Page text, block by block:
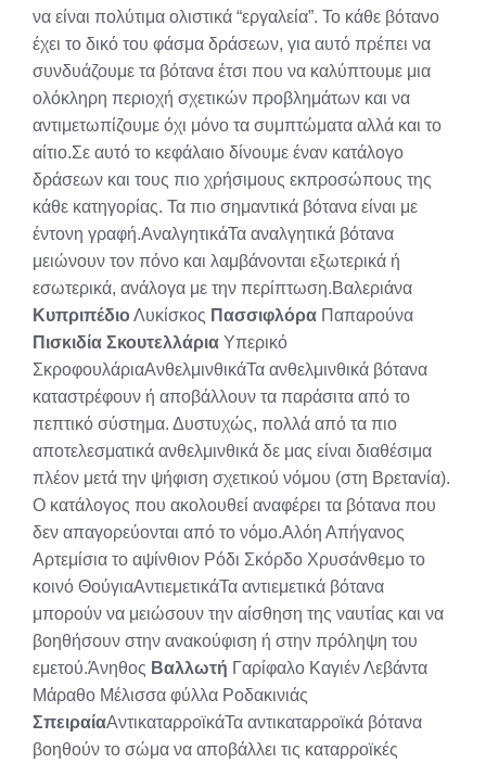
να είναι πολύτιμα ολιστικά “εργαλεία”. Το κάθε βότανο
έχει το δικό του φάσμα δράσεων, για αυτό πρέπει να
συνδυάζουμε τα βότανα έτσι που να καλύπτουμε μια
ολόκληρη περιοχή σχετικών προβλημάτων και να
αντιμετωπίζουμε όχι μόνο τα συμπτώματα αλλά και το
αίτιο.Σε αυτό το κεφάλαιο δίνουμε έναν κατάλογο
δράσεων και τους πιο χρήσιμους εκπροσώπους της
κάθε κατηγορίας. Τα πιο σημαντικά βότανα είναι με
έντονη γραφή.ΑναλγητικάΤα αναλγητικά βότανα
μειώνουν τον πόνο και λαμβάνονται εξωτερικά ή
εσωτερικά, ανάλογα με την περίπτωση.Βαλεριάνα
Κυπριπέδιο Λυκίσκος Πασσιφλόρα Παπαρούνα
Πισκιδία Σκουτελλάρια Υπερικό
ΣκροφουλάριαΑνθελμινθικάΤα ανθελμινθικά βότανα
καταστρέφουν ή αποβάλλουν τα παράσιτα από το
πεπτικό σύστημα. Δυστυχώς, πολλά από τα πιο
αποτελεσματικά ανθελμινθικά δε μας είναι διαθέσιμα
πλέον μετά την ψήφιση σχετικού νόμου (στη Βρετανία).
Ο κατάλογος που ακολουθεί αναφέρει τα βότανα που
δεν απαγορεύονται από το νόμο.Αλόη Απήγανος
Αρτεμίσια το αψίνθιον Ρόδι Σκόρδο Χρυσάνθεμο το
κοινό ΘούγιαΑντιεμετικάΤα αντιεμετικά βότανα
μπορούν να μειώσουν την αίσθηση της ναυτίας και να
βοηθήσουν στην ανακούφιση ή στην πρόληψη του
εμετού.Άνηθος Βαλλωτή Γαρίφαλο Καγιέν Λεβάντα
Μάραθο Μέλισσα φύλλα Ροδακινιάς
ΣπειραίαΑντικαταρροϊκάΤα αντικαταρροϊκά βότανα
βοηθούν το σώμα να αποβάλλει τις καταρροϊκές